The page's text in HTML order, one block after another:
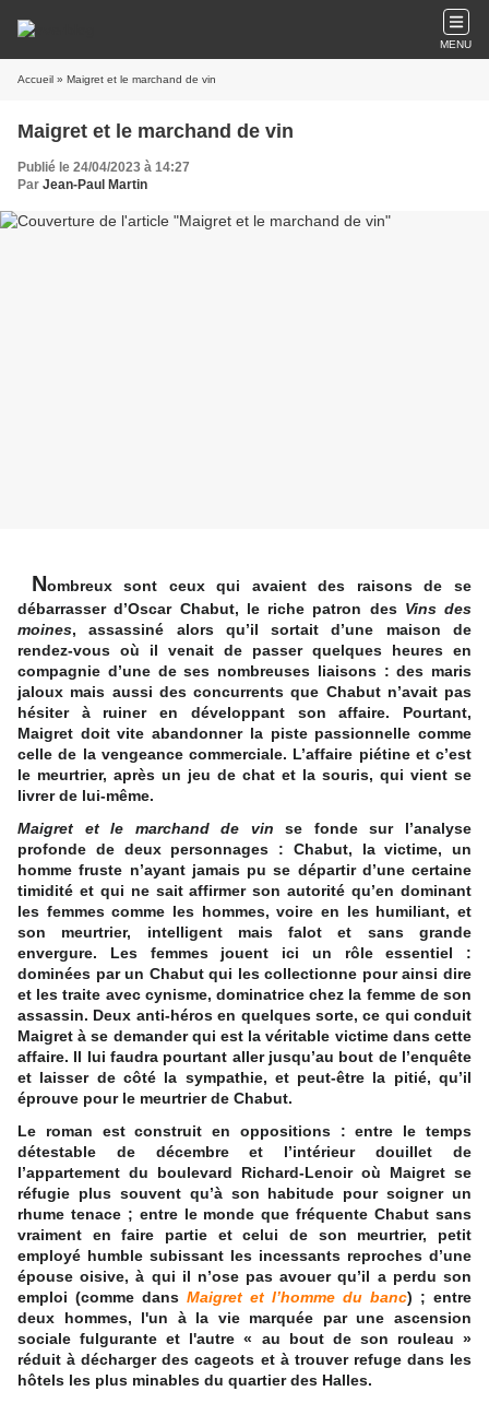
MENU
Accueil » Maigret et le marchand de vin
Maigret et le marchand de vin
Publié le 24/04/2023 à 14:27
Par Jean-Paul Martin
Nombreux sont ceux qui avaient des raisons de se
débarrasser d’Oscar Chabut, le riche patron des Vins des
moines, assassiné alors qu’il sortait d’une maison de
rendez-vous où il venait de passer quelques heures en
compagnie d’une de ses nombreuses liaisons : des maris
jaloux mais aussi des concurrents que Chabut n’avait pas
hésiter à ruiner en développant son affaire. Pourtant,
Maigret doit vite abandonner la piste passionnelle comme
celle de la vengeance commerciale. L’affaire piétine et c’est
le meurtrier, après un jeu de chat et la souris, qui vient se
livrer de lui-même.
Maigret et le marchand de vin se fonde sur l’analyse
profonde de deux personnages : Chabut, la victime, un
homme fruste n’ayant jamais pu se départir d’une certaine
timidité et qui ne sait affirmer son autorité qu’en dominant
les femmes comme les hommes, voire en les humiliant, et
son meurtrier, intelligent mais falot et sans grande
envergure. Les femmes jouent ici un rôle essentiel :
dominées par un Chabut qui les collectionne pour ainsi dire
et les traite avec cynisme, dominatrice chez la femme de son
assassin. Deux anti-héros en quelques sorte, ce qui conduit
Maigret à se demander qui est la véritable victime dans cette
affaire. Il lui faudra pourtant aller jusqu’au bout de l’enquête
et laisser de côté la sympathie, et peut-être la pitié, qu’il
éprouve pour le meurtrier de Chabut.
Le roman est construit en oppositions : entre le temps
détestable de décembre et l’intérieur douillet de
l’appartement du boulevard Richard-Lenoir où Maigret se
réfugie plus souvent qu’à son habitude pour soigner un
rhume tenace ; entre le monde que fréquente Chabut sans
vraiment en faire partie et celui de son meurtrier, petit
employé humble subissant les incessants reproches d’une
épouse oisive, à qui il n’ose pas avouer qu’il a perdu son
emploi (comme dans Maigret et l’homme du banc) ; entre
deux hommes, l'un à la vie marquée par une ascension
sociale fulgurante et l'autre « au bout de son rouleau »
réduit à décharger des cageots et à trouver refuge dans les
hôtels les plus minables du quartier des Halles.